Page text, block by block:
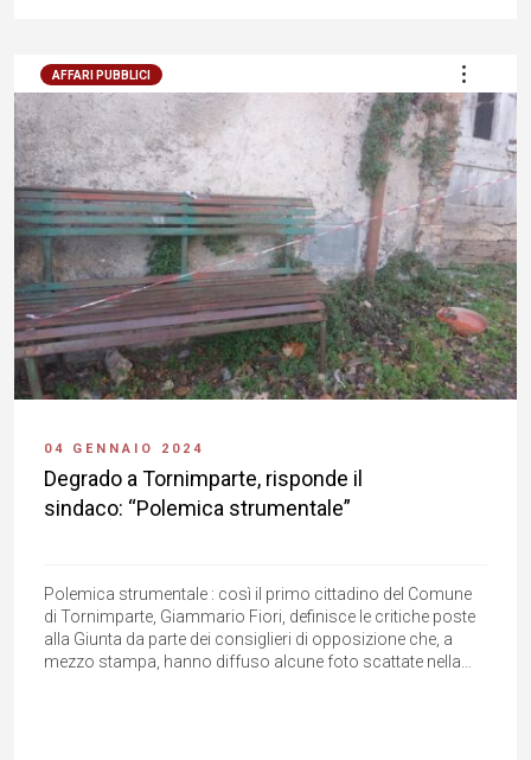
AFFARI PUBBLICI
04 GENNAIO 2024
Degrado a Tornimparte, risponde il
sindaco: “Polemica strumentale”
Polemica strumentale : così il primo cittadino del Comune
di Tornimparte, Giammario Fiori, definisce le critiche poste
alla Giunta da parte dei consiglieri di opposizione che, a
mezzo stampa, hanno diffuso alcune foto scattate nella...